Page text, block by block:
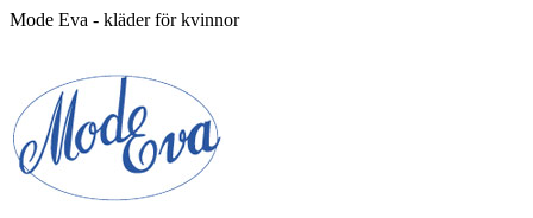
Mode Eva - kläder för kvinnor